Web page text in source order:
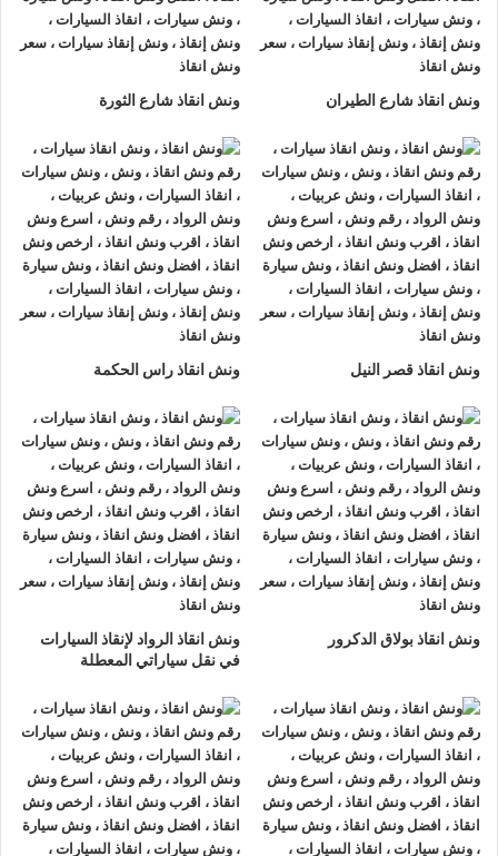
عابدين او على الطريق وذلك لأننا نعمل على مدار الساعة طوال أيام
الأسبوع.
2- الأمان
السيارة امنة تماما حتي الوصول إلي أقرب مركز صيانة.
3- الخبرة
فريق عمل شركة الرواد لإنقاذ و رفع السيارات مدرب على كيفيةنقل
السياراتوتثبيتها عليونش الانقاذ
وذلك إلى جانب خبرتهم المتميزة
في اختيار أسرع الطرق.
تنتشر
اوناش الانقاذ في عابدين
أو علي الطرق الرئيسية في جميع
انحاء الجمهورية وهو ما يسمح بسرعة وصولونش انقاذ السيارات
اليك خلال 15 دقيقة بحد اقصي.
ونش انقاذ الروادلدينا دائماونش انقاذ سيارات في عابدينلسحب و
إنقاذ سيارتك وأخذك الي اقرب مركز صيانة أو وكيل معتمد ، أتصل بنا
الان ولا تتردد
أرخص ونش انقاذ في عابدين
نحن نعمل على مدار الساعة ، اتصل الان 01063144040
–
يصلك ونش انقاذ سيارات
و مجهز بأحدث المعدات وأحدث وسائل الأمان والراحة.
ونش انقاذ سيارات عابدين
ما يميزنا عن غيرنا انفرادنا بتقديم خدماتنا باحترافية عالية ونعمل منذ
عام 2002 على الطرق السريعة بكافة انحاء جمهورية مصر العربية
ونش انقاذ شارع الطيران ونش انقاذ شارع الثورة
ونش انقاذ قصر النيل ونش انقاذ راس الحكمة
ونش انقاذ بولاق الدكرور
ونش انقاذ الرواد لإنقاذ السيارات
في نقل سياراتي المعطلة